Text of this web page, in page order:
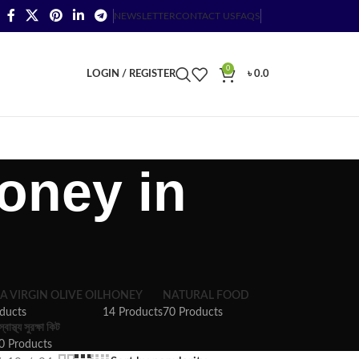
NEWSLETTERCONTACT USFAQS
LOGIN / REGISTER
0
৳0.0
in
VIRGIN OLIVE OIL HONEY
14 Products
NATURAL FOOD
70 Products
সুরক্ষা কিট
Products